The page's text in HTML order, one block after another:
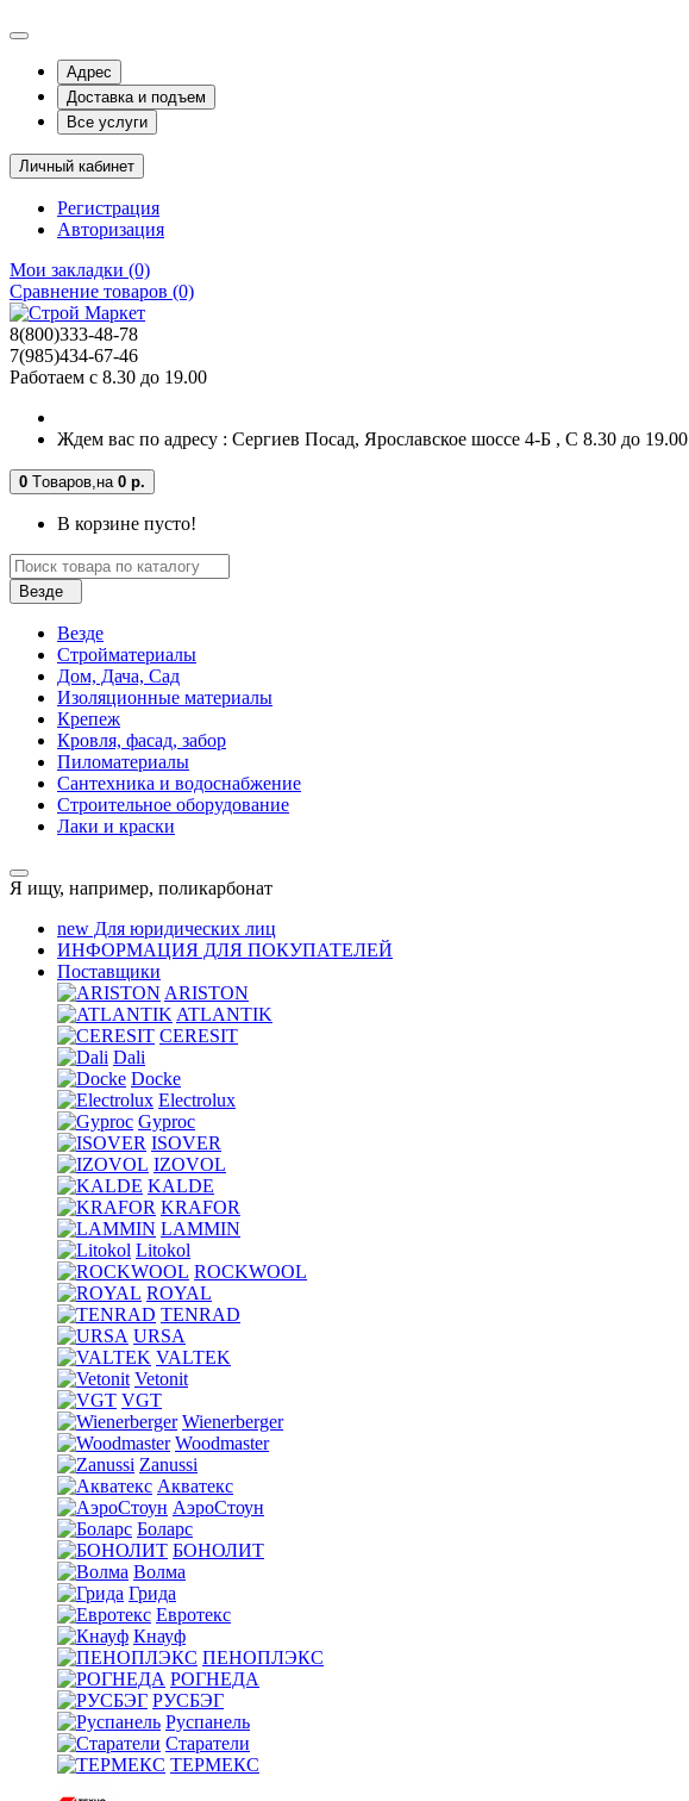
Адрес
Доставка и подъем
Все услуги
Личный кабинет
Регистрация
Авторизация
Мои закладки (0)
Сравнение товаров (0)
8(800)333-48-78
7(985)434-67-46
Работаем с 8.30 до 19.00
Ждем вас по адресу : Сергиев Посад, Ярославское шоссе 4-Б , С 8.30 до 19.00
0 Tоваров,на 0 р.
В корзине пусто!
Везде
Везде
Стройматериалы
Дом, Дача, Сад
Изоляционные материалы
Крепеж
Кровля, фасад, забор
Пиломатериалы
Сантехника и водоснабжение
Строительное оборудование
Лаки и краски
Я ищу, например, поликарбонат
new Для юридических лиц
ИНФОРМАЦИЯ ДЛЯ ПОКУПАТЕЛЕЙ
Поставщики
ARISTON
ATLANTIK
CERESIT
Dali
Docke
Electrolux
Gyproc
ISOVER
IZOVOL
KALDE
KRAFOR
LAMMIN
Litokol
ROCKWOOL
ROYAL
TENRAD
URSA
VALTEK
Vetonit
VGT
Wienerberger
Woodmaster
Zanussi
Акватекс
АэроСтоун
Боларс
БОНОЛИТ
Волма
Грида
Евротекс
Кнауф
ПЕНОПЛЭКС
РОГНЕДА
РУСБЭГ
Руспанель
Старатели
ТЕРМЕКС